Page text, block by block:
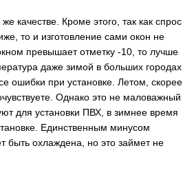
качестве. Кроме этого, так как спрос
то и изготовление сами окон не
превышает отметку -10, то лучше
даже зимой в больших городах
ошибки при установке. Летом, скорее
Однако это не маловажный
для установки ПВХ, в зимнее время
Единственным минусом
быть охлаждена, но это займет не